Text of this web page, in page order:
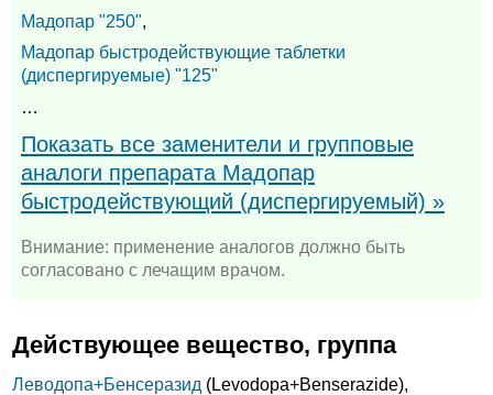
Мадопар "250",
Мадопар быстродействующие таблетки
(диспергируемые) "125"
…
Показать все заменители и групповые
аналоги препарата Мадопар
быстродействующий (диспергируемый) »
Внимание: применение аналогов должно быть
согласовано с лечащим врачом.
Действующее вещество, группа
Леводопа+Бенсеразид (Levodopa+Benserazide),